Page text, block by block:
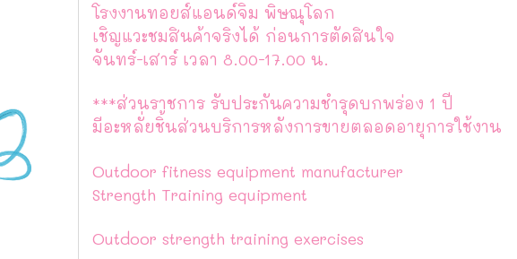
โรงงานทอยส์แอนด์จิม พิษณุโลก
เชิญแวะชมสินค้าจริงได้ ก่อนการตัดสินใจ
จันทร์-เสาร์ เวลา 8.00-17.00 น.
***ส่วนราชการ รับประกันความชำรุดบกพร่อง 1 ปี
มีอะหลั่ยชิ้นส่วนบริการหลังการขายตลอดอายุการใช้งาน
Outdoor fitness equipment manufacturer
Strength Training equipment
Outdoor strength training exercises